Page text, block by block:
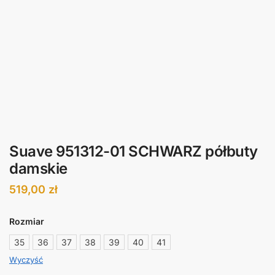
Suave 951312-01 SCHWARZ półbuty
damskie
519,00 zł
Rozmiar
35
36 37 38 39 40 41
Wyczyść